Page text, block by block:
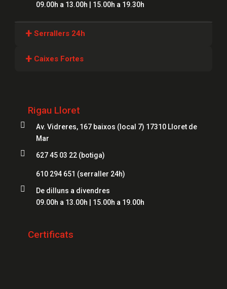
09.00h a 13.00h | 15.00h a 19.30h
+ Serrallers 24h
Serrallers Girona
Serrallers Mataró
Serrallers Salt
Serrallers Platja d'Aro
Serrallers Sant Feliu de Guíxols
+ Caixes Fortes
Caixes Fortes Mataró
Caixes Fortes Figueres
Caixes Fortes Lloret
Rigau Lloret

Av. Vidreres, 167 baixos (local 7) 17310 Lloret de
Mar
 627 45 03 22 (botiga)
610 294 651 (serraller 24h)

De dilluns a divendres
09.00h a 13.00h | 15.00h a 19.00h
Certificats